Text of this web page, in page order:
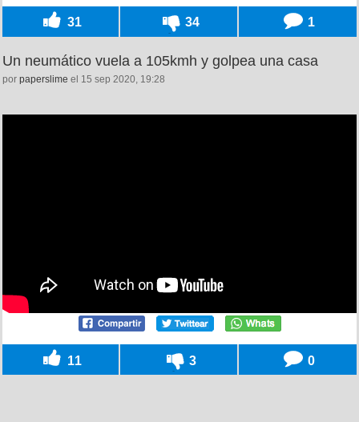
31 34 1
Un neumático vuela a 105kmh y golpea una casa
por paperslime el 15 sep 2020, 19:28
11 3 0